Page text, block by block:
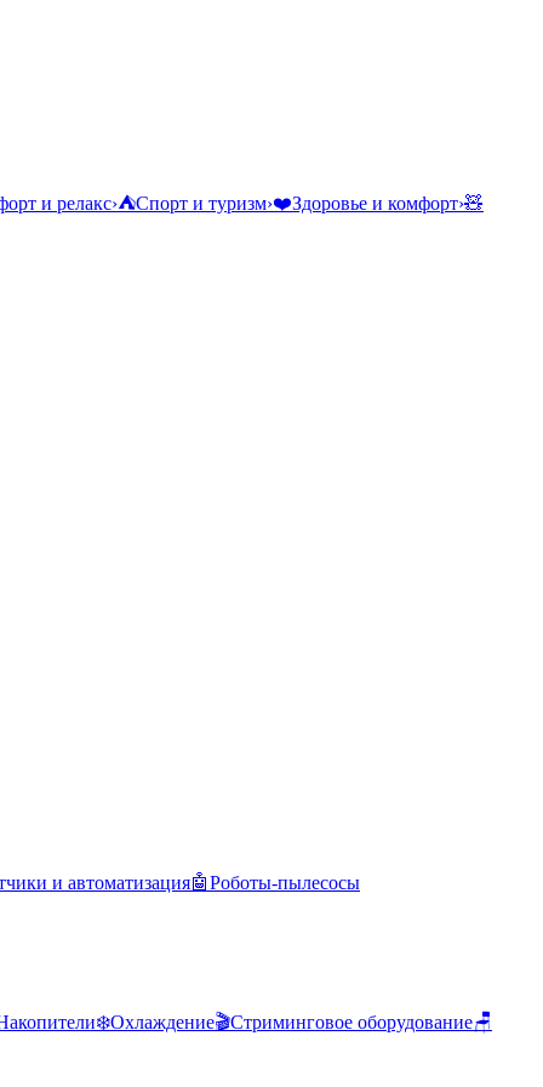
и релакс›⛺Спорт и туризм›❤️Здоровье и комфорт›🧸
и автоматизация🤖Роботы-пылесосы
❄️Охлаждение🎬Стриминговое оборудование🪑